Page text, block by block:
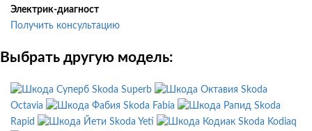
Электрик-диагност
Получить консультацию
Выбрать другую модель:
Skoda Superb
Skoda
Octavia
Skoda Fabia
Skoda
Rapid
Skoda Yeti
Skoda Kodiaq